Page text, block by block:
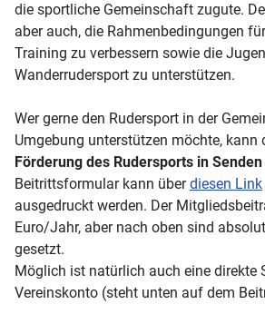
die sportliche Gemeinschaft zugute.
aber auch, die Rahmenbedingungen
Training zu verbessern sowie die
Wanderrudersport zu unterstützen.
Wer gerne den Rudersport in der
Umgebung unterstützen möchte, kann
Förderung des Rudersports in Senden
Beitrittsformular kann überdiesen Link
ausgedruckt werden. Der
Euro/Jahr, aber nach oben sind
gesetzt.
Möglich ist natürlich auch eine direkte
Vereinskonto (steht unten auf dem